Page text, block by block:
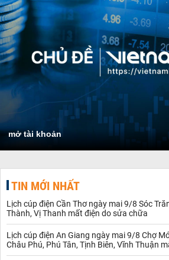
mở tài khoản
TIN MỚI NHẤT
Lịch cúp điện Cần Thơ ngày mai 9/8 Sóc
Thành, Vị Thanh mất điện do sửa chữa
Lịch cúp điện An Giang ngày mai 9/8 Chợ
Châu Phú, Phú Tân, Tịnh Biên, Vĩnh Thuận